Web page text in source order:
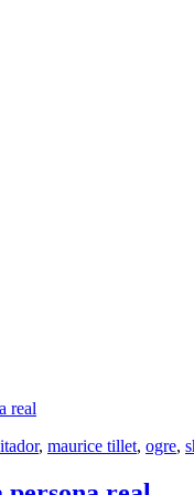
, maurice tillet, ogre,